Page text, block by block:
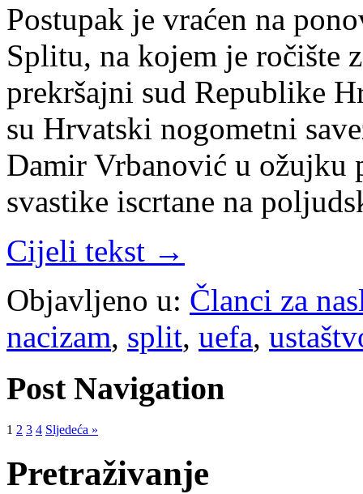
Postupak je vraćen na
Splitu, na kojem je ročište
prekršajni sud Republike
su Hrvatski nogometni
Damir Vrbanović u ožujku
svastike iscrtane na
Cijeli tekst →
Objavljeno u: Članci za
nacizam, split, uefa,
Post Navigation
1 2 3 4 Sljedeća »
Pretraživanje